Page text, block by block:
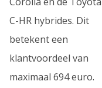
C-HR hybrides. Dit
betekent een
klantvoordeel van
maximaal 694 euro.